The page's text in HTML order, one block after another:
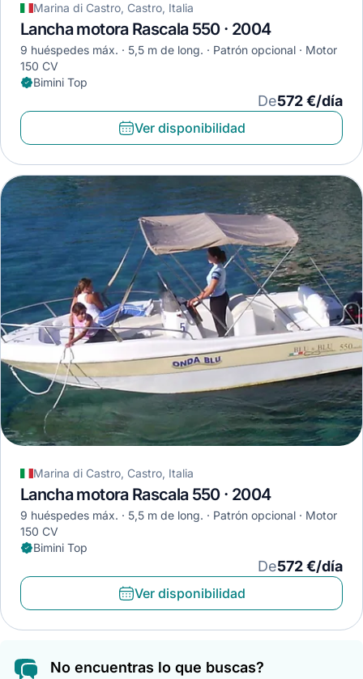
Marina di Castro, Castro, Italia
Lancha motora Rascala 550 · 2004
9 huéspedes máx. 5,5 m de long. Patrón opcional
Motor
150 CV
Bimini Top
De572 €/día
Ver disponibilidad
Marina di Castro, Castro, Italia
Lancha motora Rascala 550 · 2004
9 huéspedes máx. 5,5 m de long. Patrón opcional
Motor
150 CV
Bimini Top
De572 €/día
Ver disponibilidad
No encuentras lo que buscas?